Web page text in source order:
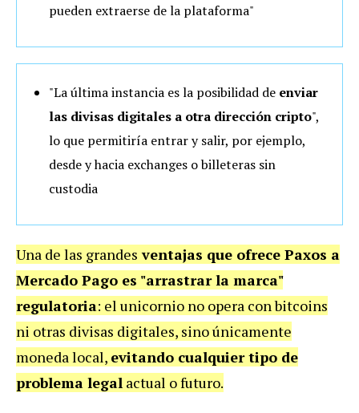
pueden extraerse de la plataforma"
"La última instancia es la posibilidad de enviar
las divisas digitales a otra dirección cripto",
lo que permitiría entrar y salir, por ejemplo,
desde y hacia exchanges o billeteras sin
custodia
Una de las grandes ventajas que ofrece Paxos a
Mercado Pago es "arrastrar la marca"
regulatoria: el unicornio no opera con bitcoins
ni otras divisas digitales, sino únicamente
moneda local, evitando cualquier tipo de
problema legal actual o futuro.